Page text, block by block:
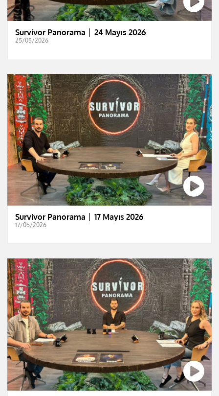
Survivor Panorama │ 24 Mayıs 2026
25/05/2026
Survivor Panorama │ 17 Mayıs 2026
17/05/2026